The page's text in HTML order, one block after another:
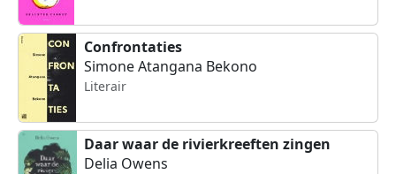
Confrontaties
Simone Atangana Bekono
Literair
Daar waar de rivierkreeften zingen
Delia Owens